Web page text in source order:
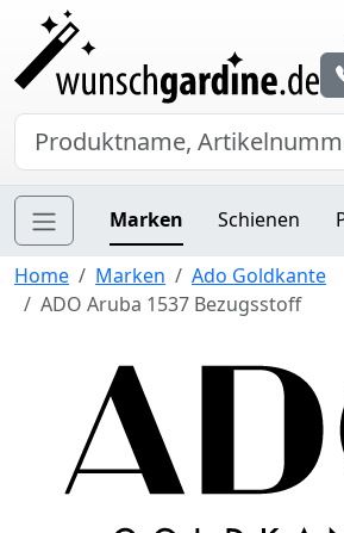
Marken Schienen
Home Marken
Ado Goldkante
ADO Aruba 1537 Bezugsstoff